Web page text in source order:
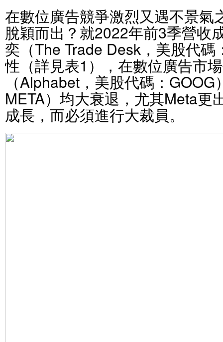
在數位廣告競爭激烈又遇不景氣
脫穎而出？就2022年前3季營收
奕（The Trade Desk，美股代
性（詳見表1），在數位廣告市
（Alphabet，美股代碼：
META）均大衰退，尤其Meta更
成長，而必須進行大裁員。